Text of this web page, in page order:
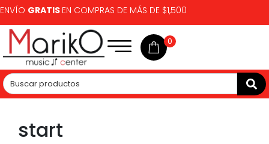
ENVÍO GRATIS EN COMPRAS DE MÁS DE $1,500
0
start